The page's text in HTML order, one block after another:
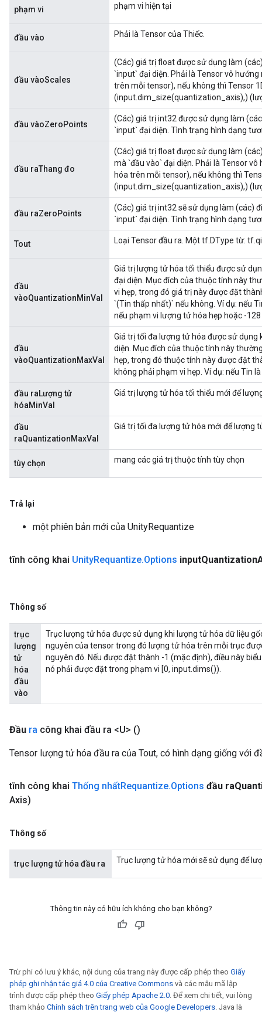
phạm vi phạm vi hiện tại
đầu vào Phải là Tensor của Thiếc.
đầu vàoScales
(Các) giá trị float được sử dụng làm
`input` đại diện. Phải là Tensor vô
trên mỗi tensor), nếu không thì Tensor
(input.dim_size(quantization_axis),)
đầu vàoZeroPoints
(Các) giá trị int32 được sử dụng làm
`input` đại diện. Tình trạng hình dạng
đầu raThang đo
(Các) giá trị float được sử dụng làm
mà `đầu vào` đại diện. Phải là Tensor
hóa trên mỗi tensor), nếu không thì
(input.dim_size(quantization_axis),)
đầu raZeroPoints
(Các) giá trị int32 sẽ sử dụng làm (các)
`input` đại diện. Tình trạng hình dạng
Tout Loại Tensor đầu ra. Một tf.DType từ:
đầu
vàoQuantizationMinVal
Giá trị lượng tử hóa tối thiểu được sử
đại diện. Mục đích của thuộc tính này
vi hẹp, trong đó giá trị này được đặt
`(Tin thấp nhất)` nếu không. Ví dụ: nếu
nếu phạm vi lượng tử hóa hẹp hoặc -
đầu
vàoQuantizationMaxVal
Giá trị tối đa lượng tử hóa được sử dụng
diện. Mục đích của thuộc tính này
hẹp, trong đó thuộc tính này được đặt
không phải phạm vi hẹp. Ví dụ: nếu Tin
đầu raLượng tử
hóaMinVal
Giá trị lượng tử hóa tối thiểu mới để
đầu
raQuantizationMaxVal
Giá trị tối đa lượng tử hóa mới để lượng
tùy chọn mang các giá trị thuộc tính tùy chọn
Trả lại
một phiên bản mới của UnityRequantize
tĩnh công khai UnityRequantize.Options inputQuantization
Thông số
trục
lượng
tử
hóa
đầu
vào
Trục lượng tử hóa được sử dụng khi lượng tử hóa dữ liệu
nguyên của tensor trong đó lượng tử hóa trên mỗi trục
nguyên đó. Nếu được đặt thành -1 (mặc định), điều này
nó phải được đặt trong phạm vi [0, input.dims()).
Đầu ra công khai đầu ra <U> ()
Tensor lượng tử hóa đầu ra của Tout, có hình dạng giống với
tĩnh công khai Thống nhấtRequantize.Options đầu ra
Axis)
Thông số
trục lượng tử hóa đầu ra Trục lượng tử hóa mới sẽ sử dụng để
Thông tin này có hữu ích không cho bạn không?
Trừ phi có lưu ý khác, nội dung của trang này được cấp phép theo Giấy
phép ghi nhận tác giả 4.0 của Creative Commons và các mẫu mã lập
trình được cấp phép theo Giấy phép Apache 2.0. Để xem chi tiết, vui lòng
tham khảo Chính sách trên trang web của Google Developers. Java là